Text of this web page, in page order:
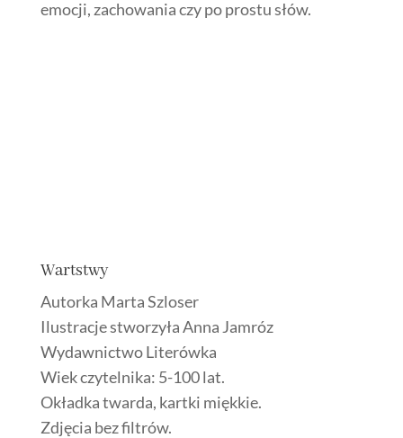
emocji, zachowania czy po prostu słów.
Wartstwy
Autorka Marta Szloser
Ilustracje stworzyła Anna Jamróz
Wydawnictwo Literówka
Wiek czytelnika: 5-100 lat.
Okładka twarda, kartki miękkie.
Zdjęcia bez filtrów.